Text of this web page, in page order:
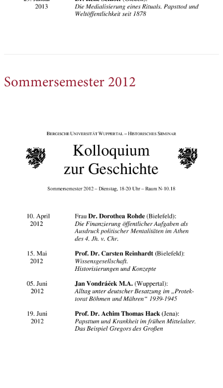
Sommersemester 2012